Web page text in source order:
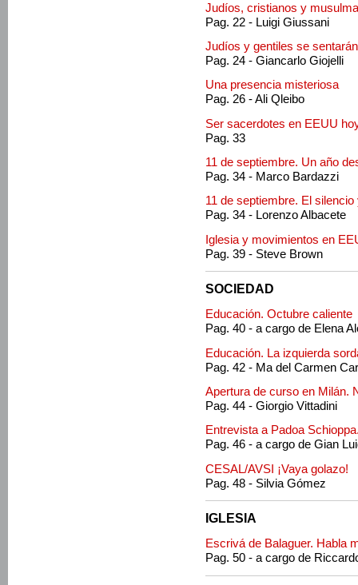
Judíos, cristianos y
Pag. 22 - Luigi Giussani
Judíos y gentiles se
Pag. 24 - Giancarlo Giojelli
Una presencia misteriosa
Pag. 26 - Ali Qleibo
Ser sacerdotes en EEUU
Pag. 33
11 de septiembre. Un año
Pag. 34 - Marco Bardazzi
11 de septiembre. El
Pag. 34 - Lorenzo Albacete
Iglesia y movimientos en
Pag. 39 - Steve Brown
SOCIEDAD
Educación. Octubre caliente
Pag. 40 - a cargo de Elena
Educación. La izquierda
Pag. 42 - Ma del Carmen
Apertura de curso en Milán.
Pag. 44 - Giorgio Vittadini
Entrevista a Padoa
Pag. 46 - a cargo de Gian
CESAL/AVSI ¡Vaya golazo!
Pag. 48 - Silvia Gómez
IGLESIA
Escrivá de Balaguer. Habla
Pag. 50 - a cargo de